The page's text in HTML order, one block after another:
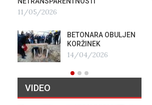
11/05/2026
BETONARA OBULJEN
KORŽINEK
14/04/2026
VIDEO